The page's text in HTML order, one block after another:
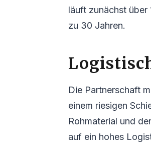
läuft zunächst über
zu 30 Jahren.
Die Partnerschaft
einem riesigen
Rohmaterial und
auf ein hohes